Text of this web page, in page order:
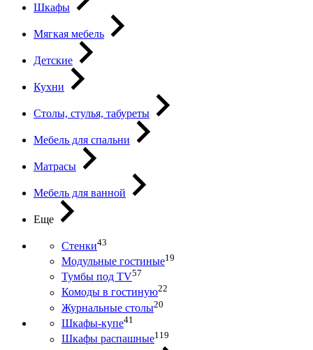
Шкафы
Мягкая мебель
Детские
Кухни
Столы, стулья, табуреты
Мебель для спальни
Матрасы
Мебель для ванной
Еще
Стенки43
Модульные гостиные19
Тумбы под ТV57
Комоды в гостиную22
Журнальные столы20
Шкафы-купе41
Шкафы распашные119